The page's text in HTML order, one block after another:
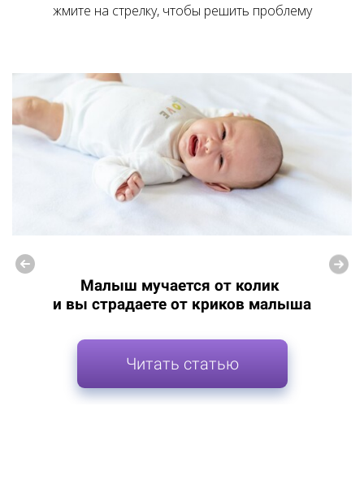
жмите на стрелку, чтобы решить проблему
Малыш мучается от колик
и вы страдаете от криков малыша
Читать статью